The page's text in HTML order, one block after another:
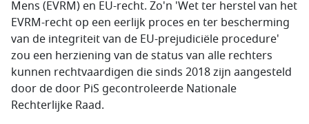
Mens (EVRM) en EU-recht. Zo'n 'Wet ter herstel van het
EVRM-recht op een eerlijk proces en ter bescherming
van de integriteit van de EU-prejudiciële procedure'
zou een herziening van de status van alle rechters
kunnen rechtvaardigen die sinds 2018 zijn aangesteld
door de door PiS gecontroleerde Nationale
Rechterlijke Raad.